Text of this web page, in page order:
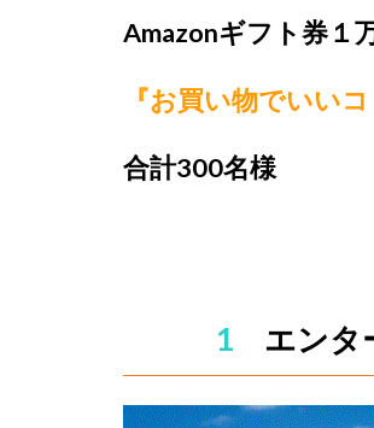
Amazonギフト券１
『お買い物でいい
合計300名様
1エンタ